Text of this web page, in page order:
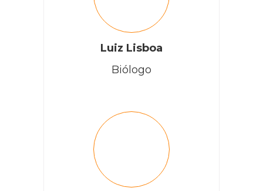
Luiz Lisboa
Biólogo